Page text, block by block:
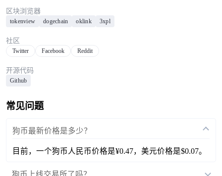
区块浏览器
tokenview dogechain oklink 3xpl
社区
Twitter Facebook Reddit
开源代码
Github
常见问题
狗币最新价格是多少？
目前，一个狗币人民币价格是¥0.47，美元价格是$0.07。
狗币上线交易所了吗？